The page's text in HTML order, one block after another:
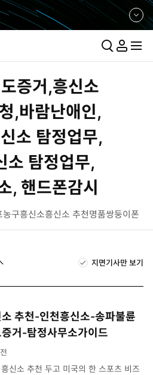
통
합
마
이
전
체
증거,흥신소
,바람난애인,
소 탐정업무,
소 탐정업무,
, 핸드폰감시
농구흥신소흥신소 추천명품쌍둥이폰
지면기사만 보기
추천-인천흥신소-송파불륜
증거-탐정사무소가이드
신소 추천 두고 미국의 한 스포츠 비즈